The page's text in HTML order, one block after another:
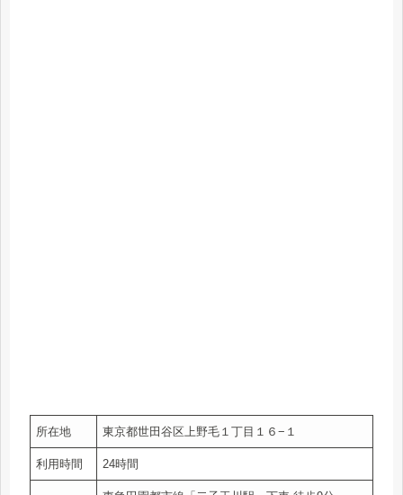
所在地 東京都世田谷区上野毛１丁目１６−１
利用時間 24時間